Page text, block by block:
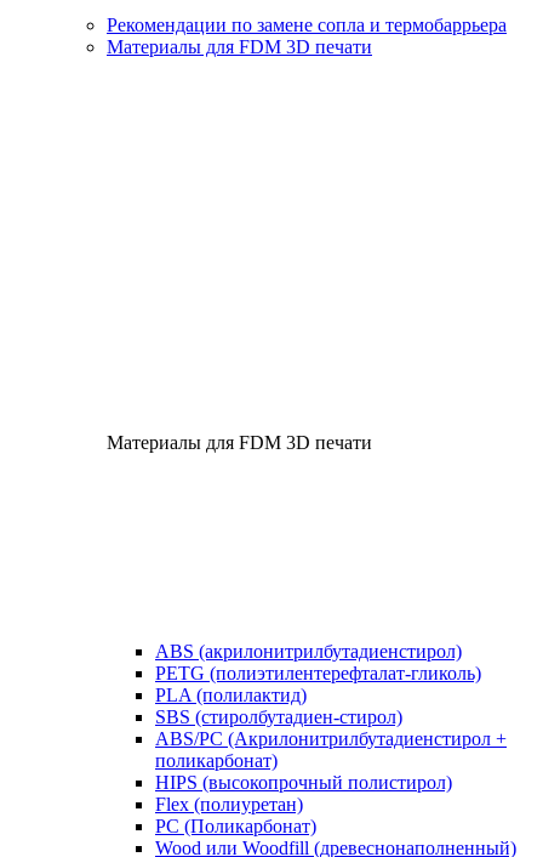
Рекомендации по замене сопла и термобаррьера
Материалы для FDM 3D печати
Материалы для FDM 3D печати
ABS (акрилонитрилбутадиенстирол)
PETG (полиэтилентерефталат-гликоль)
PLA (полилактид)
SBS (стиролбутадиен-стирол)
ABS/PC (Акрилонитрилбутадиенстирол +
поликарбонат)
HIPS (высокопрочный полистирол)
Flex (полиуретан)
​PC (Поликарбонат)
​Wood или Woodfill (древеснонаполненный)